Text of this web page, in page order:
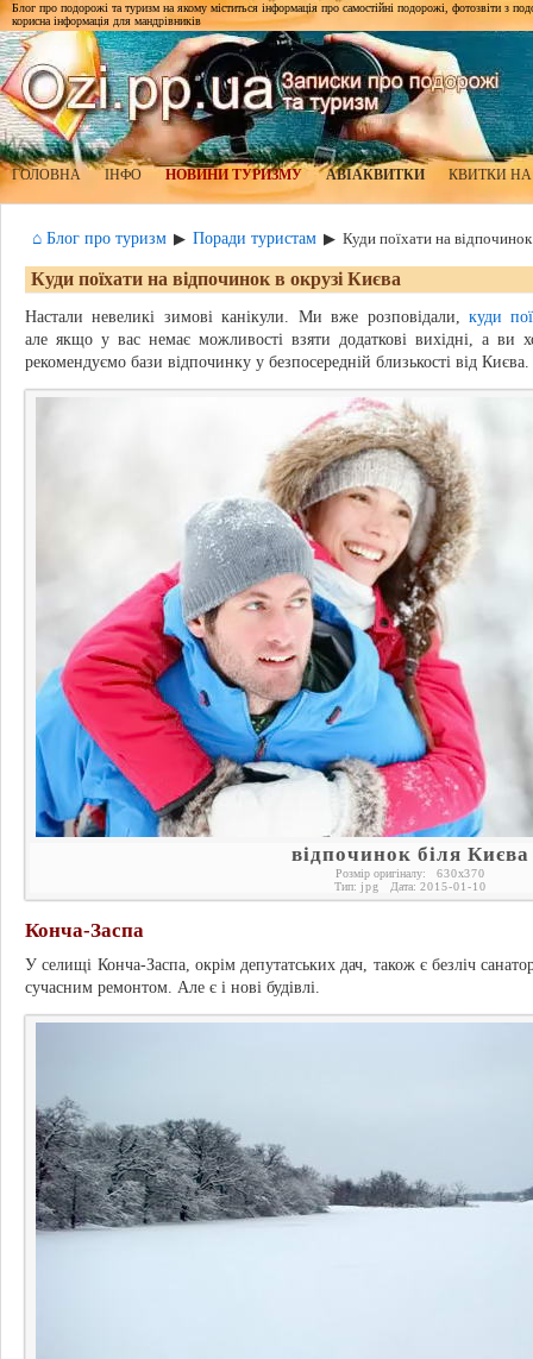
Блог про подорожі та туризм на якому міститься інформація про самостійні подорожі, фотозвіти з
корисна інформація для мандрівників
ГОЛОВНА ІНФО НОВИНИ ТУРИЗМУ АВІАКВИТКИ КВИТКИ
⌂ Блог про туризм ▶ Поради туристам ▶ Куди поїхати на
Куди поїхати на відпочинок в окрузі Києва
Настали невеликі зимові канікули. Ми вже розповідали, куди
але якщо у вас немає можливості взяти додаткові вихідні, а ви
рекомендуємо бази відпочинку у безпосередній близькості від Києва.
відпочинок біля Києва
Розмір оригіналу: 630x370
Тип: jpg Дата: 2015-01-10
Конча-Заспа
У селищі Конча-Заспа, окрім депутатських дач, також є безліч
сучасним ремонтом. Але є і нові будівлі.